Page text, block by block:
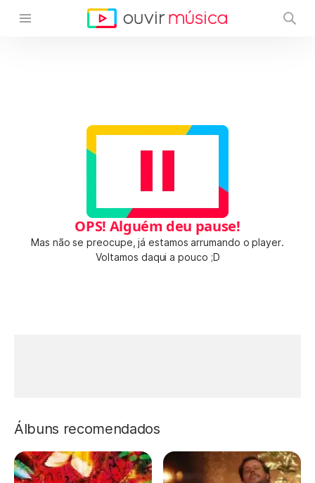
OPS! Alguém deu pause!
Mas não se preocupe, já estamos arrumando o player.
Voltamos daqui a pouco ;D
Álbuns recomendados